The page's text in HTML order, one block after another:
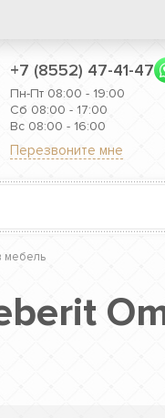
+7 (8552) 47-41-47
Пн-Пт 08:00 - 19:00
Сб 08:00 - 17:00
Вс 08:00 - 16:00
Перезвоните мне
мебель